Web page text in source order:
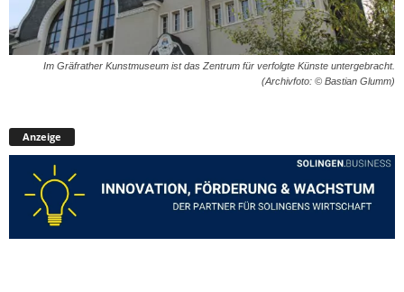
Im Gräfrather Kunstmuseum ist das Zentrum für verfolgte Künste untergebracht.
(Archivfoto: © Bastian Glumm)
Anzeige